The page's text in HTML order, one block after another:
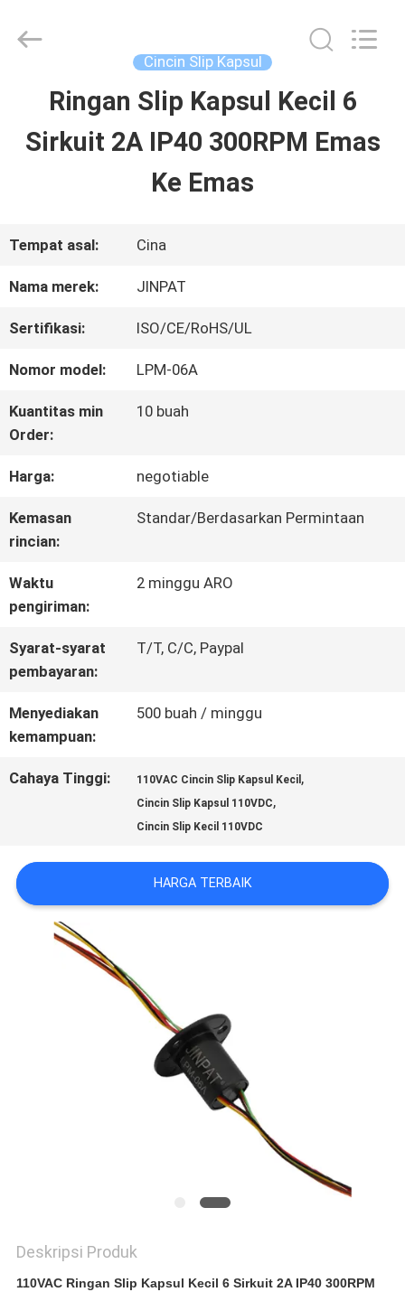
RUMAH
TAMPILAN
VR
KITA
PABRIK
KUALITAS
HUBUNGI
KAMI
QUOTE
SUATU
SITEMAP
Electronics
Cincin Slip Kapsul
Ringan Slip Kapsul Kecil 6
Sirkuit 2A IP40 300RPM Emas
Ke Emas
Tempat asal: Cina
Nama merek: JINPAT
Sertifikasi: ISO/CE/RoHS/UL
Nomor model: LPM-06A
Kuantitas min
Order:
10 buah
Harga: negotiable
Kemasan
rincian:
Standar/Berdasarkan Permintaan
Waktu
pengiriman:
2 minggu ARO
Syarat-syarat
pembayaran:
T/T, C/C, Paypal
Menyediakan
kemampuan:
500 buah / minggu
Cahaya Tinggi: 110VAC Cincin Slip Kapsul Kecil ,
Cincin Slip Kapsul 110VDC,
Cincin Slip Kecil 110VDC
HARGA TERBAIK
Deskripsi Produk
110VAC Ringan Slip Kapsul Kecil 6 Sirkuit 2A IP40 300RPM